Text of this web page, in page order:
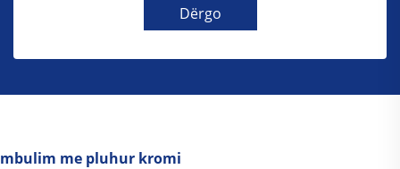
Dërgo
mbulim me pluhur kromi